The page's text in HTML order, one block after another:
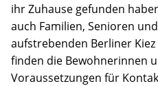
ihr Zuhause gefunden
auch Familien, Senioren
aufstrebenden Berliner
finden die Bewohnerinnen
Voraussetzungen für